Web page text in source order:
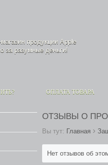
продукции Apple
за разумные деньги!
ОПЛАТА ТОВАРА
ОТЗЫВЫ О
Вы тут: Главная ›
Нет отзывов об